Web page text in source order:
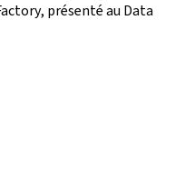
, présenté au Data